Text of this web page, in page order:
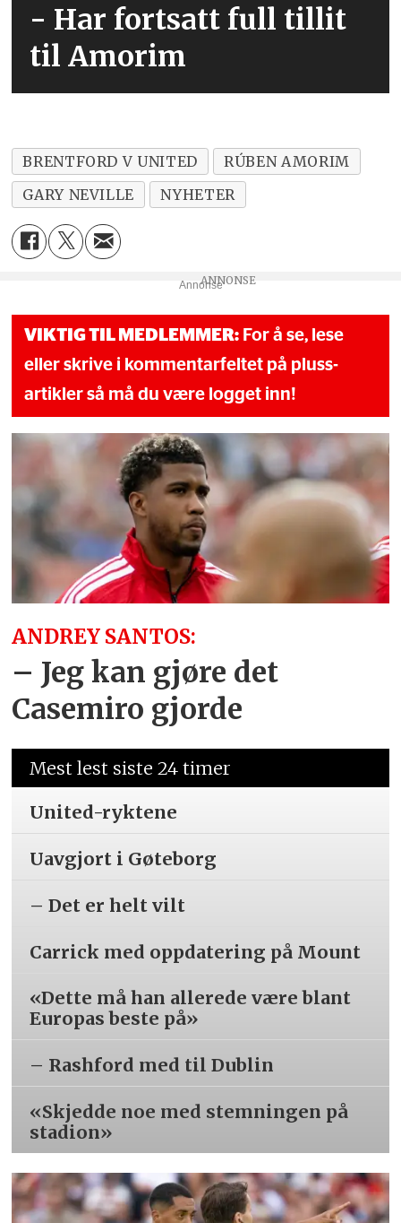
- Har fortsatt full tillit
til Amorim
BRENTFORD V UNITED
RÚBEN AMORIM
GARY NEVILLE
NYHETER
Annonse
VIKTIG TIL MEDLEMMER: For å se, lese
eller skrive i kommentarfeltet på pluss-
artikler så må du være logget inn!
ANDREY SANTOS:
– Jeg kan gjøre det
Casemiro gjorde
Mest lest siste 24 timer
United-ryktene
Uavgjort i Gøteborg
– Det er helt vilt
Carrick med oppdatering på Mount
«Dette må han allerede være blant
Europas beste på»
– Rashford med til Dublin
«Skjedde noe med stemningen på
stadion»